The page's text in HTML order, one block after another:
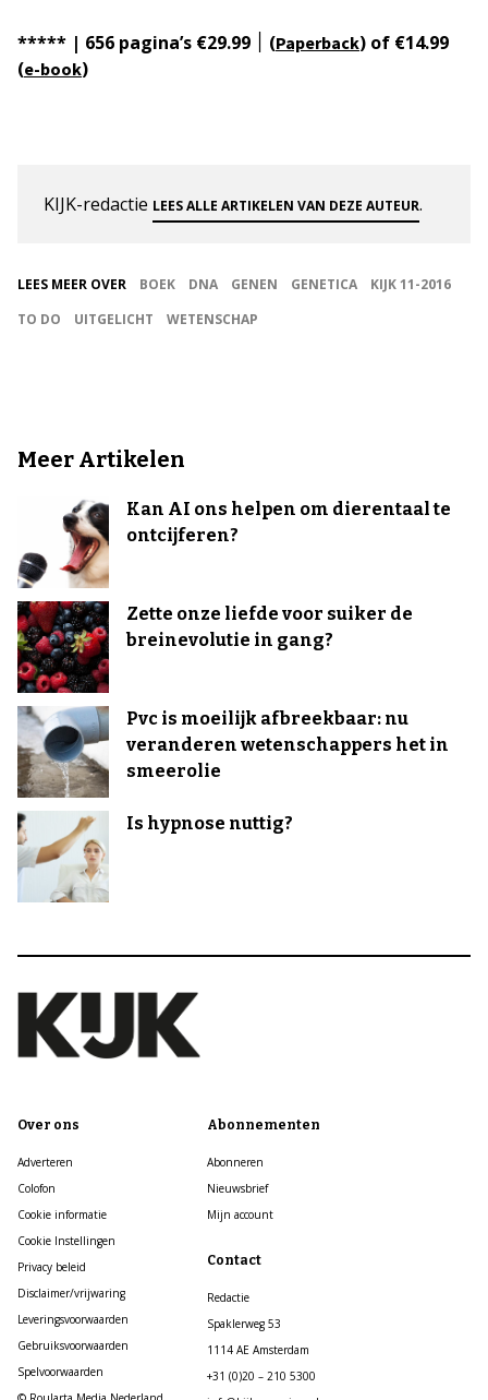
***** | 656 pagina’s €29.99 (Paperback) of €14.99
(e-book)
KIJK-redactie LEES ALLE ARTIKELEN VAN DEZE AUTEUR.
LEES MEER OVER BOEK DNA GENEN GENETICA
KIJK 11-2016
TO DO
UITGELICHT WETENSCHAP
Meer Artikelen
Kan AI ons helpen om dierentaal te
ontcijferen?
Zette onze liefde voor suiker de
breinevolutie in gang?
Pvc is moeilijk afbreekbaar: nu
veranderen wetenschappers het in
smeerolie
Is hypnose nuttig?
Over ons
Adverteren
Colofon
Cookie informatie
Cookie Instellingen
Privacy beleid
Disclaimer/vrijwaring
Leveringsvoorwaarden
Gebruiksvoorwaarden
Spelvoorwaarden
Abonnementen
Abonneren
Nieuwsbrief
Mijn account
Contact
Redactie
Spaklerweg 53
1114 AE Amsterdam
+31 (0)20 – 210 5300